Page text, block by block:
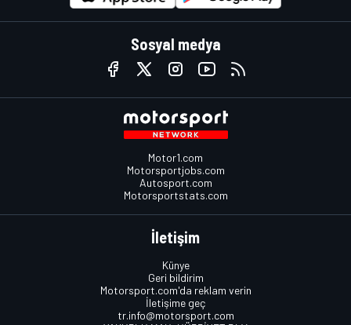
Sosyal medya
Motor1.com
Motorsportjobs.com
Autosport.com
Motorsportstats.com
İletişim
Künye
Geri bildirim
Motorsport.com'da reklam verin
İletişime geç
tr.info@motorsport.com